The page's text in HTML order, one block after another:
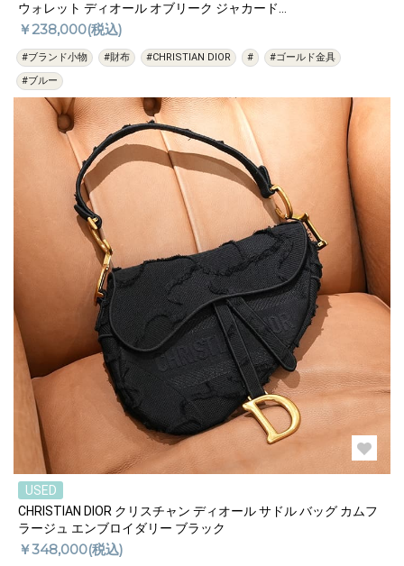
ウォレット ディオール オブリーク ジャカード
S5614CTZQ_M928
￥238,000(税込)
#ブランド小物 #財布 #CHRISTIAN DIOR #
#ゴールド金具
#ブルー
USED
CHRISTIAN DIOR クリスチャン ディオール サドル バッグ カムフ
ラージュ エンブロイダリー ブラック
￥348,000(税込)